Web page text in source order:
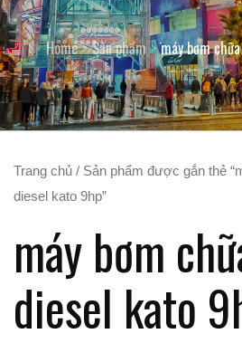
Home Sản phẩm máy bơm
Trang chủ / Sản phẩm được gắn thẻ
diesel kato 9hp”
máy bơm
diesel kato